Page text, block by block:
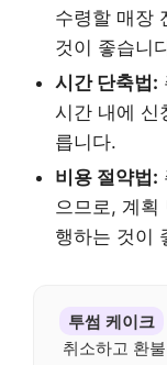
수령할 매장
것이 좋습니
시간 단축법:
시간 내에 신
릅니다.
비용 절약법:
으므로, 계획
행하는 것이
투썸 케이크
취소하고 환